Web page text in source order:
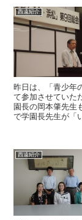
西遠紹介
昨日は、「青少年
て参加させていた
園長の岡本肇先生
で学園長先生が「
西遠紹介